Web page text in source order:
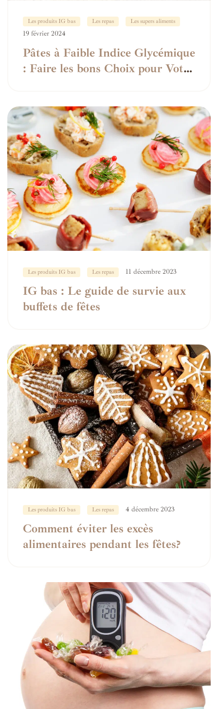
Les produits IG bas Les repas Les supers aliments
19 février 2024
Pâtes à Faible Indice Glycémique
: Faire les bons Choix pour Votre
Les produits IG bas Les repas 11 décembre 2023
IG bas : Le guide de survie aux
buffets de fêtes
Les produits IG bas Les repas 4 décembre 2023
Comment éviter les excès
alimentaires pendant les fêtes?